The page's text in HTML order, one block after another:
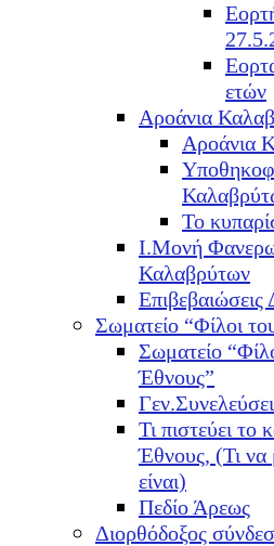
ετών
Αροάνια
Αροάνια
Το
Ι.Μονή
Καλαβρύτων
Σωματείο “Φίλοι
Σωματείο
Έθνους”
Τι πιστεύει το
Έθνους, (Τι να
είναι)
Πεδίο Άρεως
Διορθόδοξος